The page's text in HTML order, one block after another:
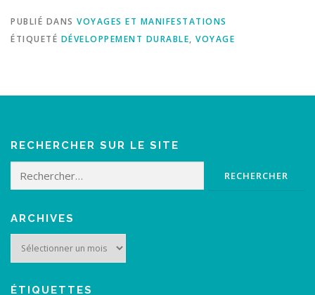
PUBLIÉ DANS VOYAGES ET MANIFESTATIONS
ÉTIQUETÉ DÉVELOPPEMENT DURABLE, VOYAGE
RECHERCHER SUR LE SITE
Rechercher :
ARCHIVES
ÉTIQUETTES